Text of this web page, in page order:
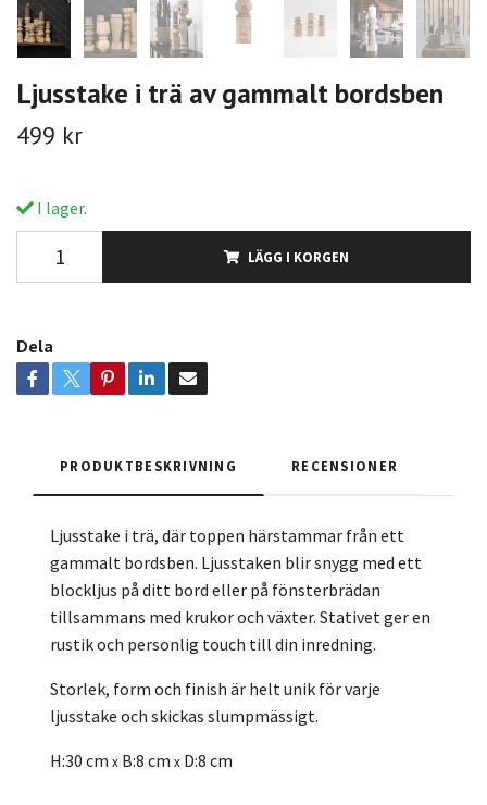
Ljusstake i trä av gammalt bordsben
499 kr
I lager.
LÄGG I KORGEN
Dela
PRODUKTBESKRIVNING RECENSIONER
Ljusstake i trä, där toppen härstammar från ett
gammalt bordsben. Ljusstaken blir snygg med ett
blockljus på ditt bord eller på fönsterbrädan
tillsammans med krukor och växter. Stativet ger en
rustik och personlig touch till din inredning.
Storlek, form och finish är helt unik för varje
ljusstake och skickas slumpmässigt.
H:30 cm x B:8 cm x D:8 cm